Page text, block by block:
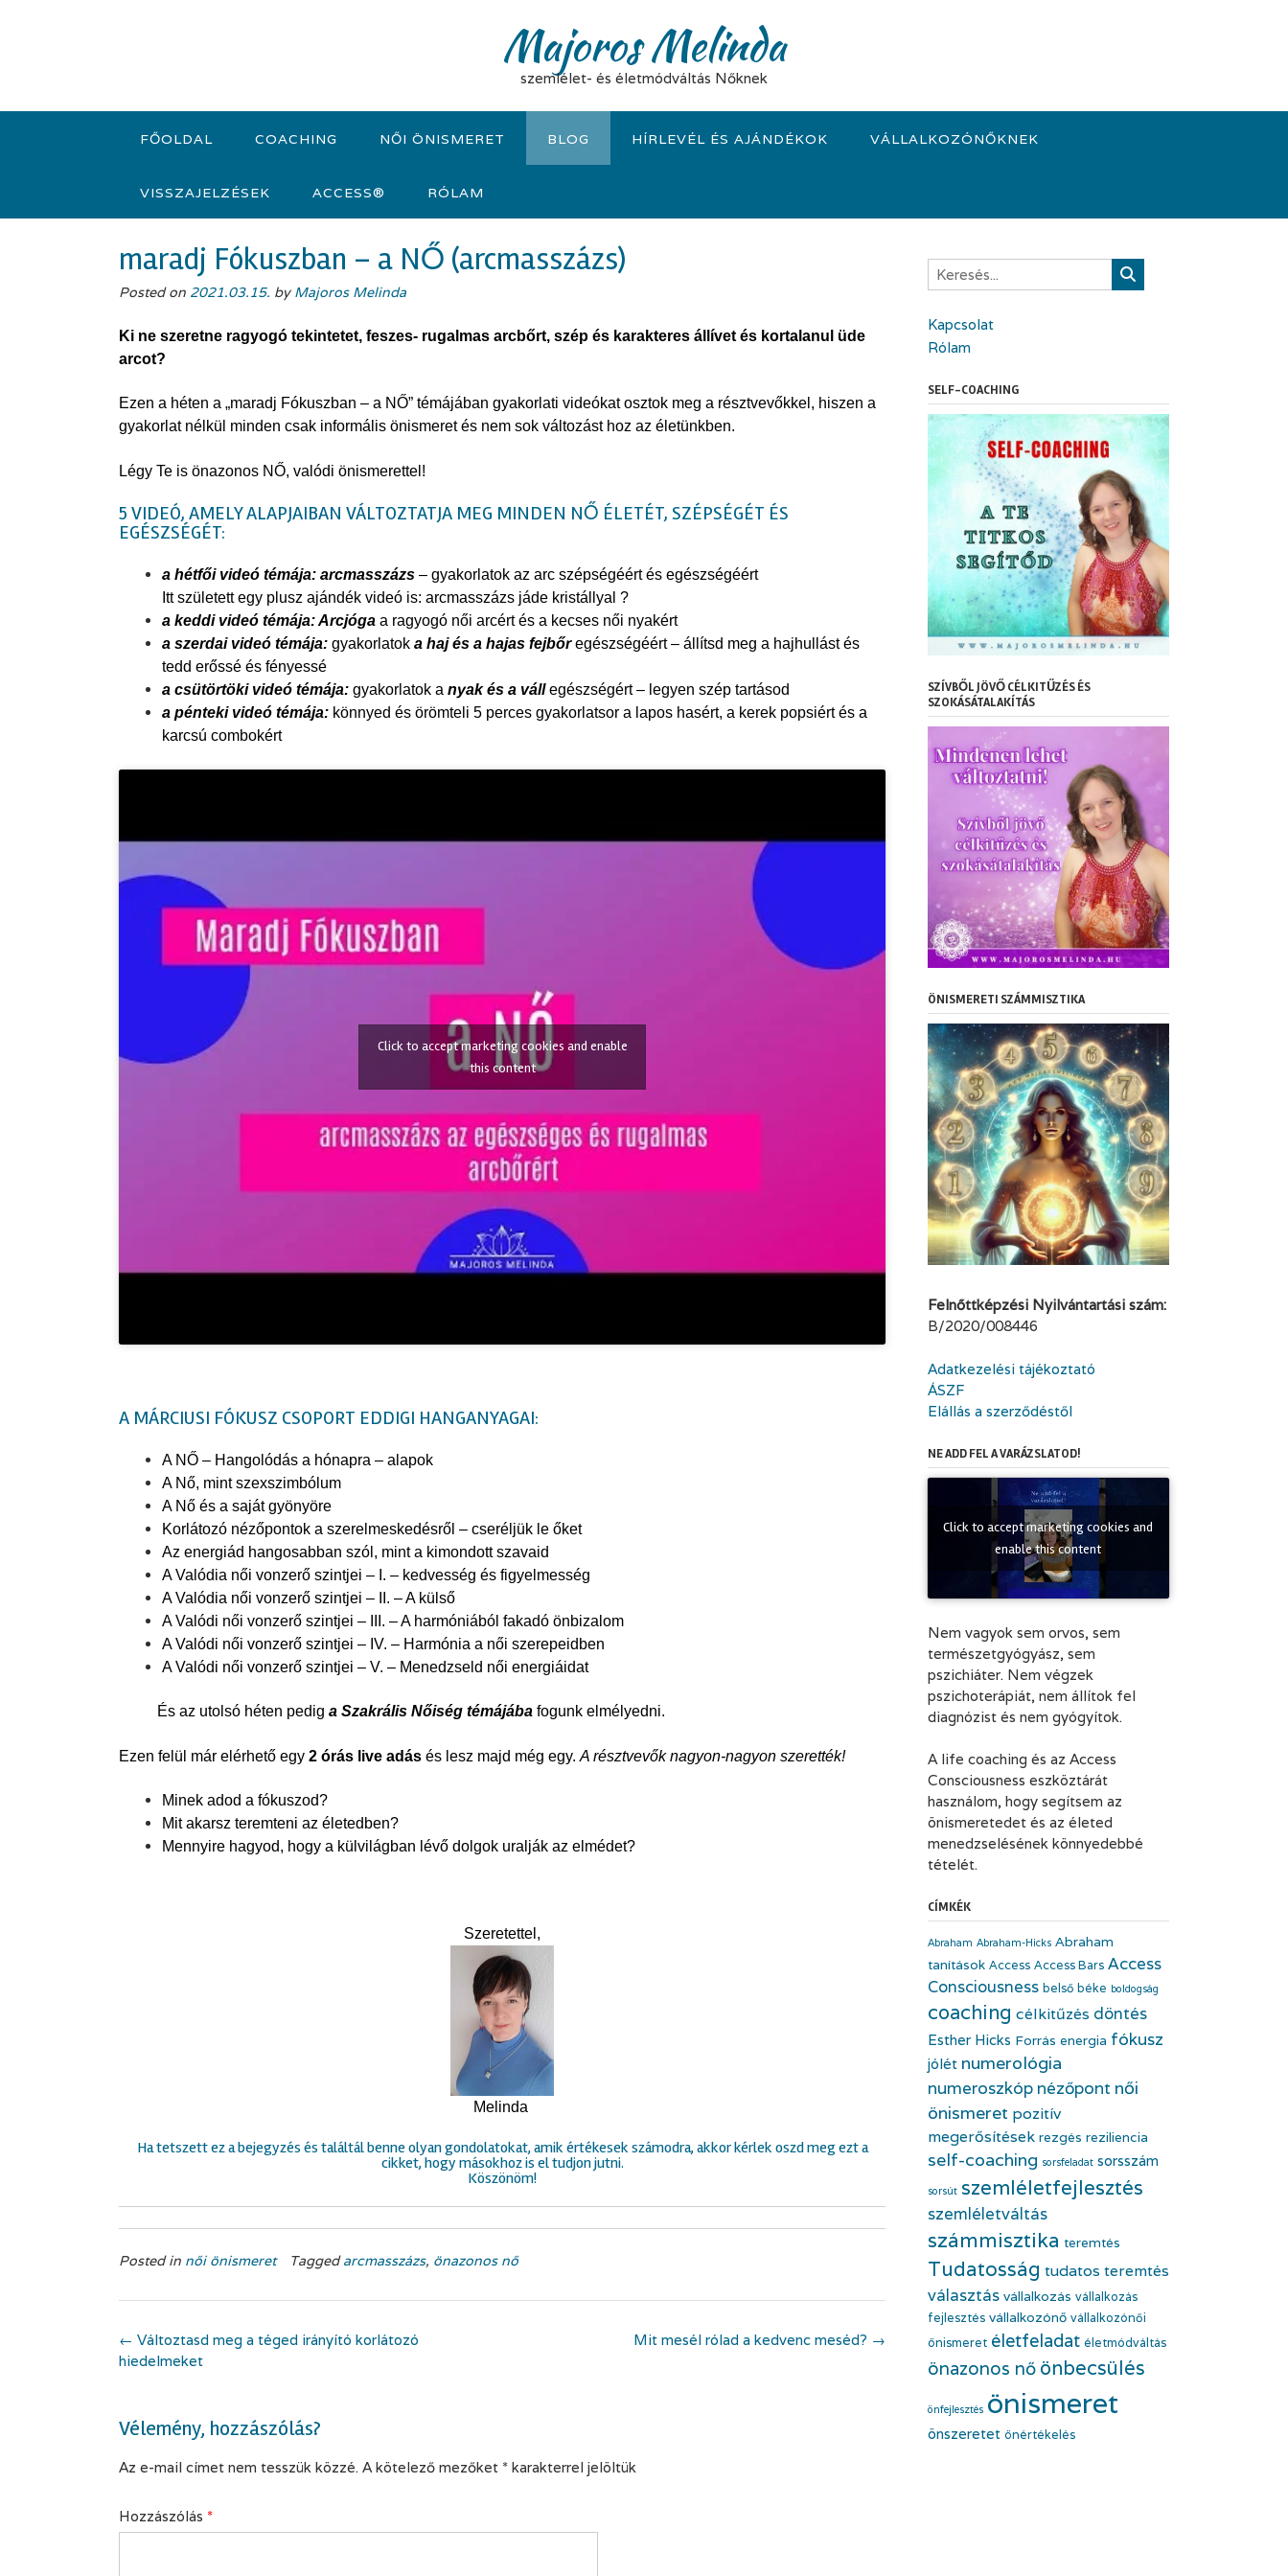
Majoros Melinda
szemlélet- és életmódváltás Nőknek
FŐOLDAL COACHING NŐI ÖNISMERET BLOG HÍRLEVÉL ÉS AJÁNDÉKOK VÁLLALKOZÓNŐKNEK
VISSZAJELZÉSEK ACCESS® RÓLAM
maradj Fókuszban – a NŐ (arcmasszázs)
Posted on 2021.03.15. by Majoros Melinda
Ki ne szeretne ragyogó tekintetet, feszes- rugalmas arcbőrt, szép és karakteres állívet és kortalanul üde
arcot?
Ezen a héten a „maradj Fókuszban – a NŐ” témájában gyakorlati videókat osztok meg a résztvevőkkel, hiszen a
gyakorlat nélkül minden csak informális önismeret és nem sok változást hoz az életünkben.
Légy Te is önazonos NŐ, valódi önismerettel!
5 VIDEÓ, AMELY ALAPJAIBAN VÁLTOZTATJA MEG MINDEN NŐ ÉLETÉT, SZÉPSÉGÉT ÉS
EGÉSZSÉGÉT:
a hétfői videó témája: arcmasszázs – gyakorlatok az arc szépségéért és egészségéért
Itt született egy plusz ajándék videó is: arcmasszázs jáde kristállyal ?
a keddi videó témája: Arcjóga a ragyogó női arcért és a kecses női nyakért
a szerdai videó témája: gyakorlatok a haj és a hajas fejbőr egészségéért – állítsd meg a hajhullást és
tedd erőssé és fényessé
a csütörtöki videó témája: gyakorlatok a nyak és a vállegészségért – legyen szép tartásod
a pénteki videó témája: könnyed és örömteli 5 perces gyakorlatsor a lapos hasért, a kerek popsiért és a
karcsú combokért
Click to accept marketing cookies and enable
this content
A MÁRCIUSI FÓKUSZ CSOPORT EDDIGI HANGANYAGAI:
A NŐ – Hangolódás a hónapra – alapok
A Nő, mint szexszimbólum
A Nő és a saját gyönyöre
Korlátozó nézőpontok a szerelmeskedésről – cseréljük le őket
Az energiád hangosabban szól, mint a kimondott szavaid
A Valódia női vonzerő szintjei – I. – kedvesség és figyelmesség
A Valódia női vonzerő szintjei – II. – A külső
A Valódi női vonzerő szintjei – III. – A harmóniából fakadó önbizalom
A Valódi női vonzerő szintjei – IV. – Harmónia a női szerepeidben
A Valódi női vonzerő szintjei – V. – Menedzseld női energiáidat
És az utolsó héten pedig a Szakrális Nőiség témájába fogunk elmélyedni.
Ezen felül már elérhető egy 2 órás live adás és lesz majd még egy. A résztvevők nagyon-nagyon szerették!
Minek adod a fókuszod?
Mit akarsz teremteni az életedben?
Mennyire hagyod, hogy a külvilágban lévő dolgok uralják az elmédet?
Szeretettel,
Melinda
Ha tetszett ez a bejegyzés és találtál benne olyan gondolatokat, amik értékesek számodra, akkor kérlek oszd meg ezt a
cikket, hogy másokhoz is el tudjon jutni.
Köszönöm!
Posted in női önismeret Taggedarcmasszázs, önazonos nő
Post
navigation
Mit mesél rólad a kedvenc meséd? →
← Változtasd meg a téged irányító korlátozó
hiedelmeket
Vélemény, hozzászólás?
Az e-mail címet nem tesszük közzé. A kötelező mezőket * karakterrel jelöltük
Hozzászólás *
Kapcsolat
Rólam
SELF-COACHING
SZÍVBŐL JÖVŐ CÉLKITŰZÉS ÉS
SZOKÁSÁTALAKÍTÁS
ÖNISMERETI SZÁMMISZTIKA
Felnőttképzési Nyilvántartási szám:
B/2020/008446
Adatkezelési tájékoztató
ÁSZF
Elállás a szerződéstől
NE ADD FEL A VARÁZSLATOD!
Click to accept marketing cookies and
enable this content
Nem vagyok sem orvos, sem
természetgyógyász, sem
pszichiáter. Nem végzek
pszichoterápiát, nem állítok fel
diagnózist és nem gyógyítok.
A life coaching és az Access
Consciousness eszköztárát
használom, hogy segítsem az
önismeretedet és az életed
menedzselésének könnyedebbé
tételét.
CÍMKÉK
Abraham Abraham-Hicks Abraham
tanítások Access Access Bars Access
Consciousness belső béke boldogság
coaching célkitűzés döntés
Esther Hicks Forrás energia fókusz
jólét numerológia
numeroszkóp nézőpont női
önismeret pozitív
megerősítések rezgés reziliencia
self-coaching sorsfeladat sorsszám
sorsút szemléletfejlesztés
szemléletváltás
számmisztika teremtés
Tudatosság tudatos teremtés
választás vállalkozás vállalkozás
fejlesztés vállalkozónő vállalkozónői
önismeret életfeladat életmódváltás
önazonos nő önbecsülés
önfejlesztés önismeret
önszeretet önértékelés